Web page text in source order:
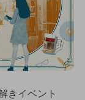
きイベント